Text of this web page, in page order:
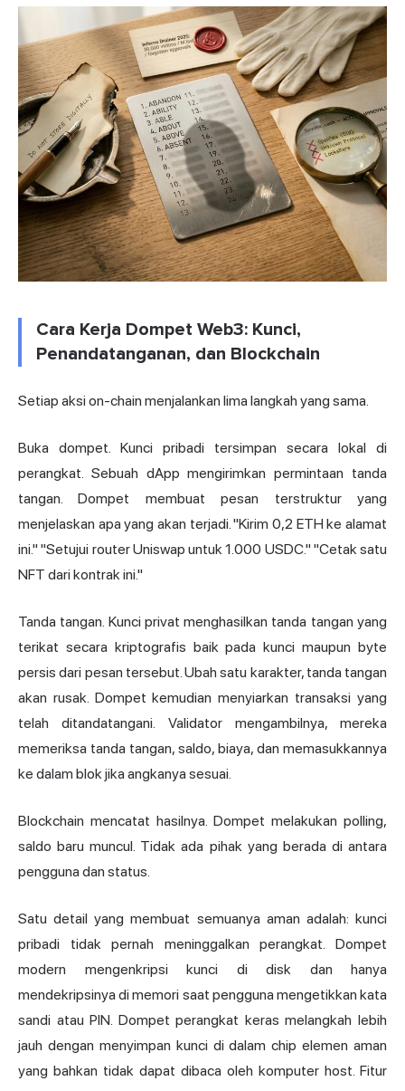
Cara Kerja Dompet Web3: Kunci,
Penandatanganan, dan Blockchain
Setiap aksi on-chain menjalankan lima langkah yang sama.
Buka dompet. Kunci pribadi tersimpan secara lokal di
perangkat. Sebuah dApp mengirimkan permintaan tanda
tangan. Dompet membuat pesan terstruktur yang
menjelaskan apa yang akan terjadi. "Kirim 0,2 ETH ke alamat
ini." "Setujui router Uniswap untuk 1.000 USDC." "Cetak satu
NFT dari kontrak ini."
Tanda tangan. Kunci privat menghasilkan tanda tangan yang
terikat secara kriptografis baik pada kunci maupun byte
persis dari pesan tersebut. Ubah satu karakter, tanda tangan
akan rusak. Dompet kemudian menyiarkan transaksi yang
telah ditandatangani. Validator mengambilnya, mereka
memeriksa tanda tangan, saldo, biaya, dan memasukkannya
ke dalam blok jika angkanya sesuai.
Blockchain mencatat hasilnya. Dompet melakukan polling,
saldo baru muncul. Tidak ada pihak yang berada di antara
pengguna dan status.
Satu detail yang membuat semuanya aman adalah: kunci
pribadi tidak pernah meninggalkan perangkat. Dompet
modern mengenkripsi kunci di disk dan hanya
mendekripsinya di memori saat pengguna mengetikkan kata
sandi atau PIN. Dompet perangkat keras melangkah lebih
jauh dengan menyimpan kunci di dalam chip elemen aman
yang bahkan tidak dapat dibaca oleh komputer host. Fitur